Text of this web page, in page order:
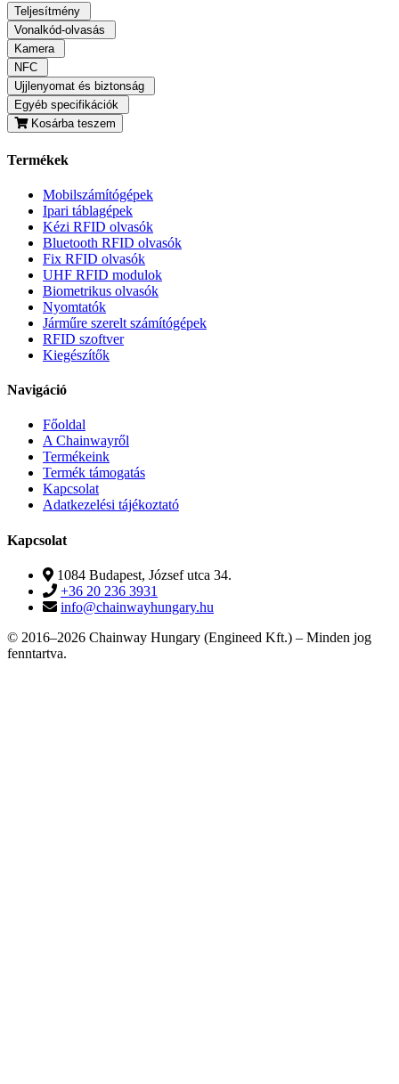
Teljesítmény
Vonalkód-olvasás
Kamera
NFC
Ujjlenyomat és biztonság
Egyéb specifikációk
Kosárba teszem
Termékek
Mobilszámítógépek
Ipari táblagépek
Kézi RFID olvasók
Bluetooth RFID olvasók
Fix RFID olvasók
UHF RFID modulok
Biometrikus olvasók
Nyomtatók
Járműre szerelt számítógépek
RFID szoftver
Kiegészítők
Navigáció
Főoldal
A Chainwayről
Termékeink
Termék támogatás
Kapcsolat
Adatkezelési tájékoztató
Kapcsolat
1084 Budapest, József utca 34.
+36 20 236 3931
info@chainwayhungary.hu
© 2016–2026 Chainway Hungary (Engineed Kft.) – Minden jog
fenntartva.